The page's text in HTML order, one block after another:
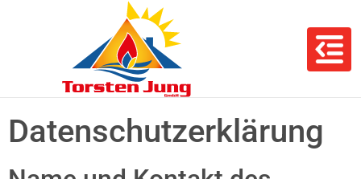
Datenschutzerklärung